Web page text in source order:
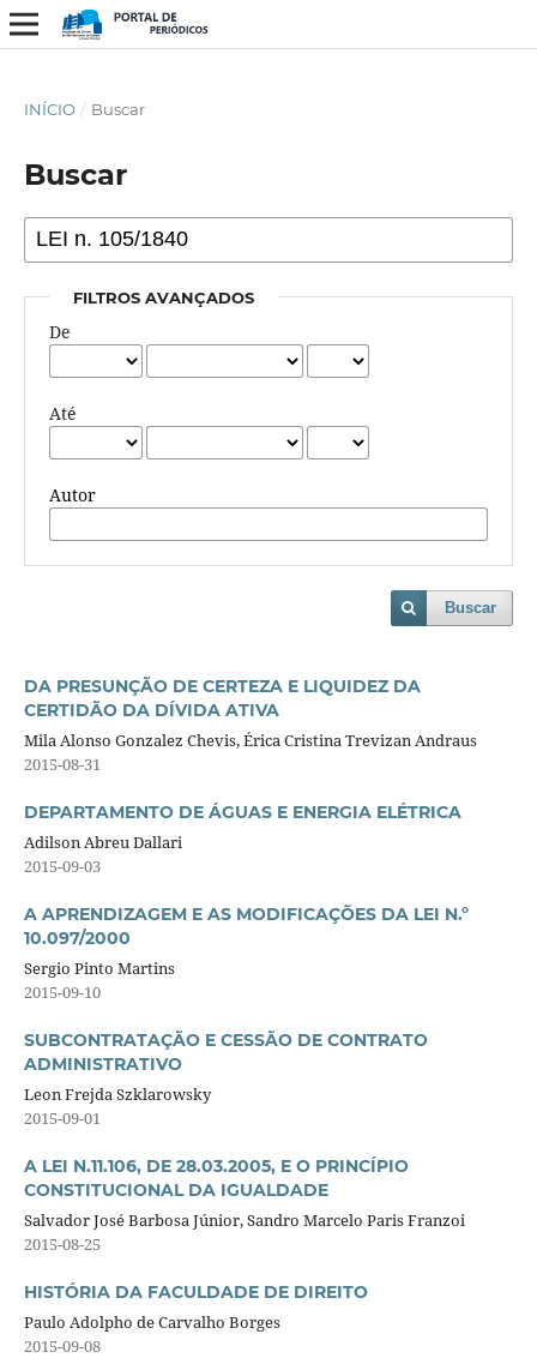
INÍCIO / Buscar
Buscar
FILTROS AVANÇADOS
De
Até
Autor
Buscar
DA PRESUNÇÃO DE CERTEZA E LIQUIDEZ DA
CERTIDÃO DA DÍVIDA ATIVA
Mila Alonso Gonzalez Chevis, Érica Cristina Trevizan Andraus
2015-08-31
DEPARTAMENTO DE ÁGUAS E ENERGIA ELÉTRICA
Adilson Abreu Dallari
2015-09-03
A APRENDIZAGEM E AS MODIFICAÇÕES DA LEI N.º
10.097/2000
Sergio Pinto Martins
2015-09-10
SUBCONTRATAÇÃO E CESSÃO DE CONTRATO
ADMINISTRATIVO
Leon Frejda Szklarowsky
2015-09-01
A LEI N.11.106, DE 28.03.2005, E O PRINCÍPIO
CONSTITUCIONAL DA IGUALDADE
Salvador José Barbosa Júnior, Sandro Marcelo Paris Franzoi
2015-08-25
HISTÓRIA DA FACULDADE DE DIREITO
Paulo Adolpho de Carvalho Borges
2015-09-08